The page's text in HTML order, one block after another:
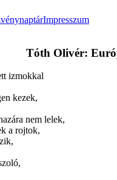
Impresszum
Tóth Olivér:
izmokkal
kezek,
nem lelek,
a rojtok,